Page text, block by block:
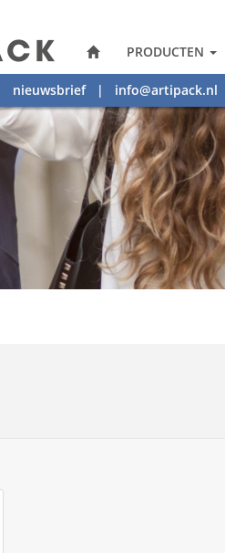
PRODUCTEN
nieuwsbrief| info@artipack.nl